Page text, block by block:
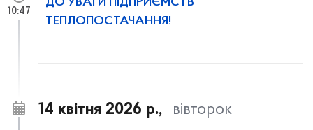
ДО УВАГИ ПІДПРИЄМСТВ
ТЕПЛОПОСТАЧАННЯ!
10:47
14 квітня 2026 р., вівторок